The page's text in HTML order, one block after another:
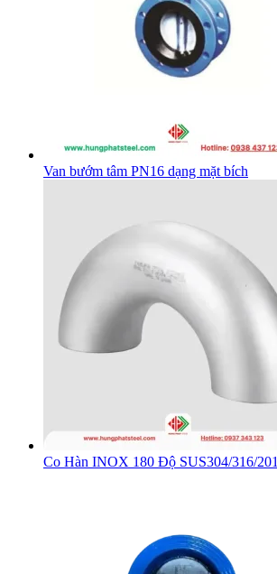
Van bướm tâm PN16 dạng mặt bích
Co Hàn INOX 180 Độ SUS304/316/201